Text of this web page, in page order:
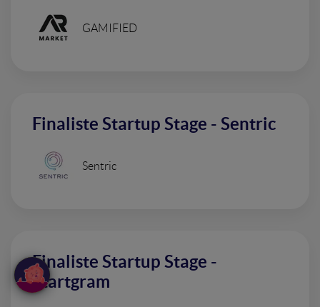
GAMIFIED
Finaliste Startup Stage - Sentric
Sentric
Finaliste Startup Stage -
Startgram